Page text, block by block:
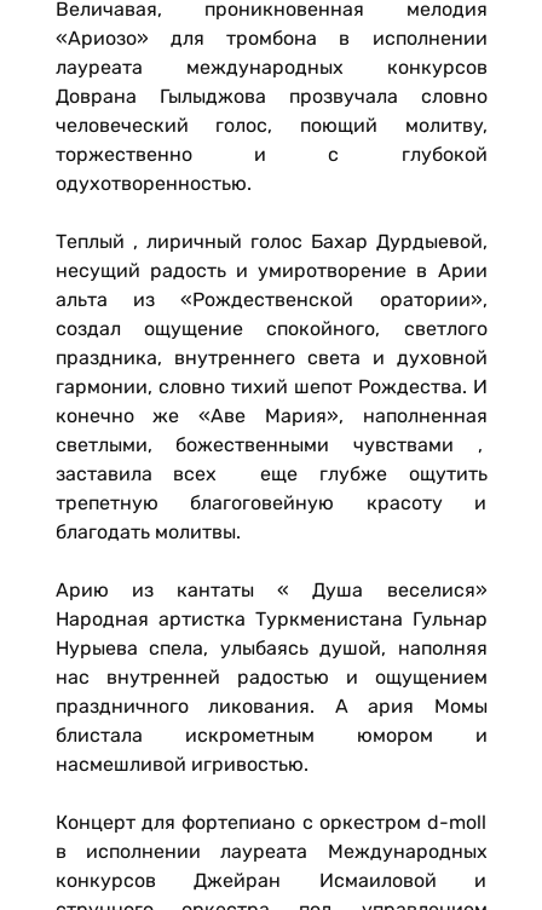
Величавая, проникновенная мелодия
«Ариозо» для тромбона в исполнении
лауреата международных конкурсов
Доврана Гылыджова прозвучала словно
человеческий голос, поющий молитву,
торжественно и с глубокой
одухотворенностью.
Теплый , лиричный голос Бахар Дурдыевой,
несущий радость и умиротворение в Арии
альта из «Рождественской оратории»,
создал ощущение спокойного, светлого
праздника, внутреннего света и духовной
гармонии, словно тихий шепот Рождества. И
конечно же «Аве Мария», наполненная
светлыми, божественными чувствами ,
заставила всех еще глубже ощутить
трепетную благоговейную красоту и
благодать молитвы.
Арию из кантаты « Душа веселися»
Народная артистка Туркменистана Гульнар
Нурыева спела, улыбаясь душой, наполняя
нас внутренней радостью и ощущением
праздничного ликования. А ария Момы
блистала искрометным юмором и
насмешливой игривостью.
Концерт для фортепиано с оркестром d-moll
в исполнении лауреата Международных
конкурсов Джейран Исмаиловой и